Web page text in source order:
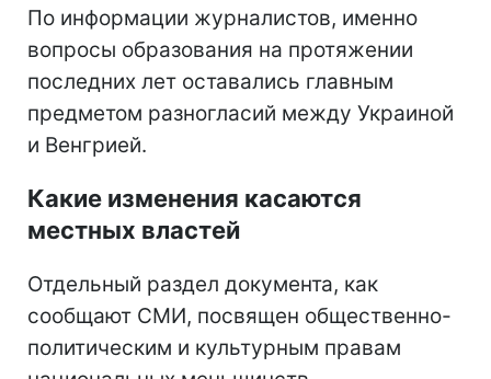
По информации журналистов, именно
вопросы образования на протяжении
последних лет оставались главным
предметом разногласий между Украиной
и Венгрией.
Какие изменения касаются
местных властей
Отдельный раздел документа, как
сообщают СМИ, посвящен общественно-
политическим и культурным правам